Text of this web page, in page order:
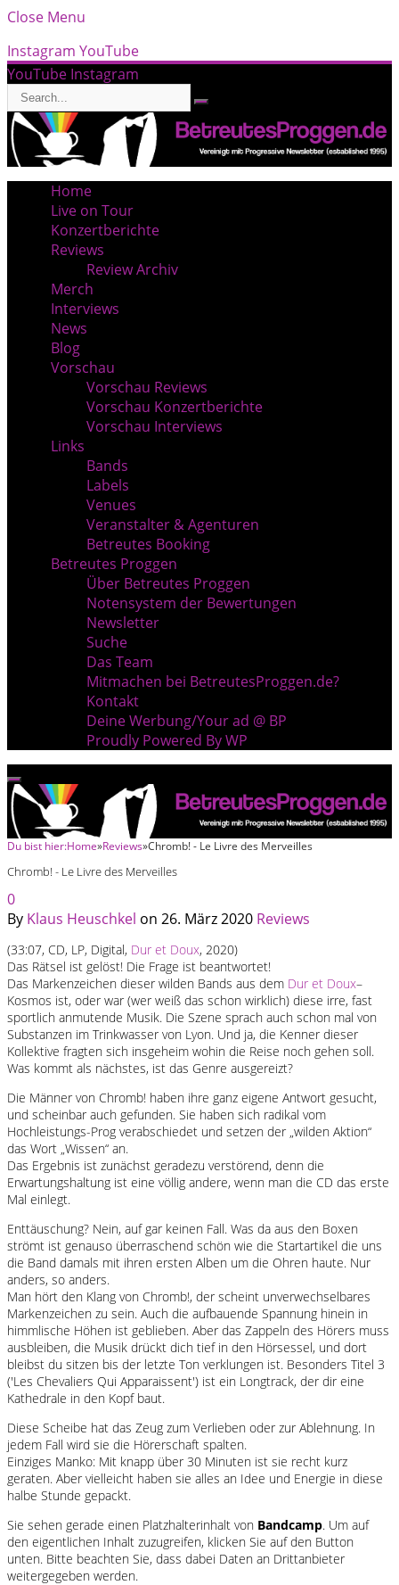
Close Menu
Instagram YouTube
YouTube Instagram
Home
Live on Tour
Konzertberichte
Reviews
Review Archiv
Merch
Interviews
News
Blog
Vorschau
Vorschau Reviews
Vorschau Konzertberichte
Vorschau Interviews
Links
Bands
Labels
Venues
Veranstalter & Agenturen
Betreutes Booking
Betreutes Proggen
Über Betreutes Proggen
Notensystem der Bewertungen
Newsletter
Suche
Das Team
Mitmachen bei BetreutesProggen.de?
Kontakt
Deine Werbung/Your ad @ BP
Proudly Powered By WP
Du bist hier:Home»Reviews»Chromb! - Le Livre des Merveilles
Chromb! - Le Livre des Merveilles
0
By Klaus Heuschkel on 26. März 2020 Reviews
(33:07, CD, LP, Digital, Dur et Doux, 2020)
Das Rätsel ist gelöst! Die Frage ist beantwortet!
Das Markenzeichen dieser wilden Bands aus dem Dur et Doux–
Kosmos ist, oder war (wer weiß das schon wirklich) diese irre, fast
sportlich anmutende Musik. Die Szene sprach auch schon mal von
Substanzen im Trinkwasser von Lyon. Und ja, die Kenner dieser
Kollektive fragten sich insgeheim wohin die Reise noch gehen soll.
Was kommt als nächstes, ist das Genre ausgereizt?
Die Männer von Chromb! haben ihre ganz eigene Antwort gesucht,
und scheinbar auch gefunden. Sie haben sich radikal vom
Hochleistungs-Prog verabschiedet und setzen der „wilden Aktion“
das Wort „Wissen“ an.
Das Ergebnis ist zunächst geradezu verstörend, denn die
Erwartungshaltung ist eine völlig andere, wenn man die CD das erste
Mal einlegt.
Enttäuschung? Nein, auf gar keinen Fall. Was da aus den Boxen
strömt ist genauso überraschend schön wie die Startartikel die uns
die Band damals mit ihren ersten Alben um die Ohren haute. Nur
anders, so anders.
Man hört den Klang von Chromb!, der scheint unverwechselbares
Markenzeichen zu sein. Auch die aufbauende Spannung hinein in
himmlische Höhen ist geblieben. Aber das Zappeln des Hörers muss
ausbleiben, die Musik drückt dich tief in den Hörsessel, und dort
bleibst du sitzen bis der letzte Ton verklungen ist. Besonders Titel 3
('Les Chevaliers Qui Apparaissent') ist ein Longtrack, der dir eine
Kathedrale in den Kopf baut.
Diese Scheibe hat das Zeug zum Verlieben oder zur Ablehnung. In
jedem Fall wird sie die Hörerschaft spalten.
Einziges Manko: Mit knapp über 30 Minuten ist sie recht kurz
geraten. Aber vielleicht haben sie alles an Idee und Energie in diese
halbe Stunde gepackt.
Sie sehen gerade einen Platzhalterinhalt von Bandcamp. Um auf
den eigentlichen Inhalt zuzugreifen, klicken Sie auf den Button
unten. Bitte beachten Sie, dass dabei Daten an Drittanbieter
weitergegeben werden.